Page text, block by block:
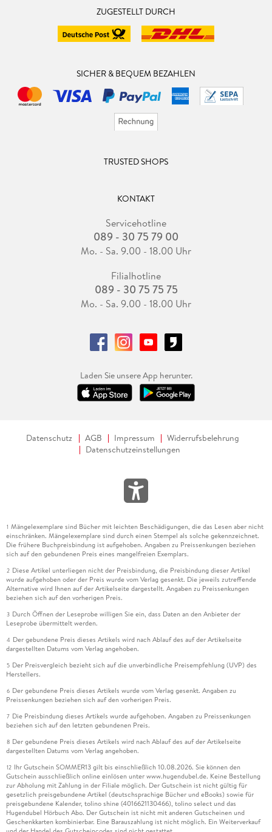
ZUGESTELLT DURCH
SICHER & BEQUEM BEZAHLEN
TRUSTED SHOPS
KONTAKT
Servicehotline
089 - 30 75 79 00
Mo. - Sa. 9.00 - 18.00 Uhr
Filialhotline
089 - 30 75 75 75
Mo. - Sa. 9.00 - 18.00 Uhr
Laden Sie unsere App herunter.
Datenschutz AGB Impressum
Widerrufsbelehrung
Datenschutzeinstellungen
1 Mängelexemplare sind Bücher mit leichten Beschädigungen, die das Lesen aber nicht
einschränken. Mängelexemplare sind durch einen Stempel als solche gekennzeichnet.
Die frühere Buchpreisbindung ist aufgehoben. Angaben zu Preissenkungen beziehen
sich auf den gebundenen Preis eines mangelfreien Exemplars.
2 Diese Artikel unterliegen nicht der Preisbindung, die Preisbindung dieser Artikel
wurde aufgehoben oder der Preis wurde vom Verlag gesenkt. Die jeweils zutreffende
Alternative wird Ihnen auf der Artikelseite dargestellt. Angaben zu Preissenkungen
beziehen sich auf den vorherigen Preis.
3 Durch Öffnen der Leseprobe willigen Sie ein, dass Daten an den Anbieter der
Leseprobe übermittelt werden.
4 Der gebundene Preis dieses Artikels wird nach Ablauf des auf der Artikelseite
dargestellten Datums vom Verlag angehoben.
5 Der Preisvergleich bezieht sich auf die unverbindliche Preisempfehlung (UVP) des
Herstellers.
6 Der gebundene Preis dieses Artikels wurde vom Verlag gesenkt. Angaben zu
Preissenkungen beziehen sich auf den vorherigen Preis.
7 Die Preisbindung dieses Artikels wurde aufgehoben. Angaben zu Preissenkungen
beziehen sich auf den letzten gebundenen Preis.
8 Der gebundene Preis dieses Artikels wird nach Ablauf des auf der Artikelseite
dargestellten Datums vom Verlag angehoben.
12 Ihr Gutschein SOMMER13 gilt bis einschließlich 10.08.2026. Sie können den
Gutschein ausschließlich online einlösen unter www.hugendubel.de. Keine Bestellung
zur Abholung mit Zahlung in der Filiale möglich. Der Gutschein ist nicht gültig für
gesetzlich preisgebundene Artikel (deutschsprachige Bücher und eBooks) sowie für
preisgebundene Kalender, tolino shine (4016621130466), tolino select und das
Hugendubel Hörbuch Abo. Der Gutschein ist nicht mit anderen Gutscheinen und
Geschenkkarten kombinierbar. Eine Barauszahlung ist nicht möglich. Ein Weiterverkauf